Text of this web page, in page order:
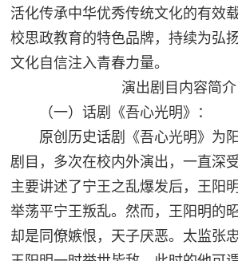
活化传承中华优秀传统文化的有效
校思政教育的特色品牌，持续为弘
文化自信注入青春力量。
演出剧目内容简介
（一）话剧《吾心光明》：
原创历史话剧《吾心光明》为
剧目，多次在校内外演出，一直深
主要讲述了宁王之乱爆发后，王阳
举荡平宁王叛乱。然而，王阳明的
却是同僚嫉恨，天子厌恶。太监张